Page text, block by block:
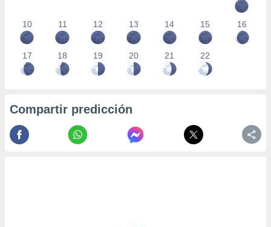
10 11 12 13 14 15 16
17 18 19 20 21 22
Compartir predicción